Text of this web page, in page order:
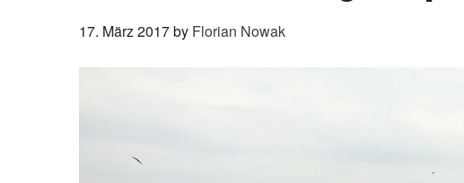
17. März 2017by Florian Nowak